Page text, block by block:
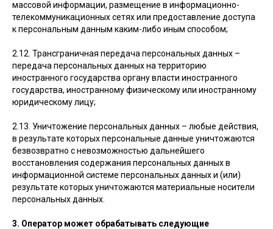
массовой информации, размещение в информационно-
телекоммуникационных сетях или предоставление доступа
к персональным данным каким-либо иным способом;
2.12. Трансграничная передача персональных данных –
передача персональных данных на территорию
иностранного государства органу власти иностранного
государства, иностранному физическому или иностранному
юридическому лицу;
2.13. Уничтожение персональных данных – любые действия,
в результате которых персональные данные уничтожаются
безвозвратно с невозможностью дальнейшего
восстановления содержания персональных данных в
информационной системе персональных данных и (или)
результате которых уничтожаются материальные носители
персональных данных.
3. Оператор может обрабатывать следующие